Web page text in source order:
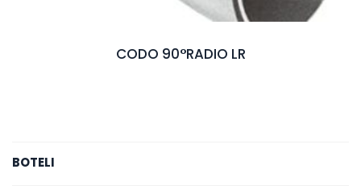
CODO 90°RADIO LR
BOTELI